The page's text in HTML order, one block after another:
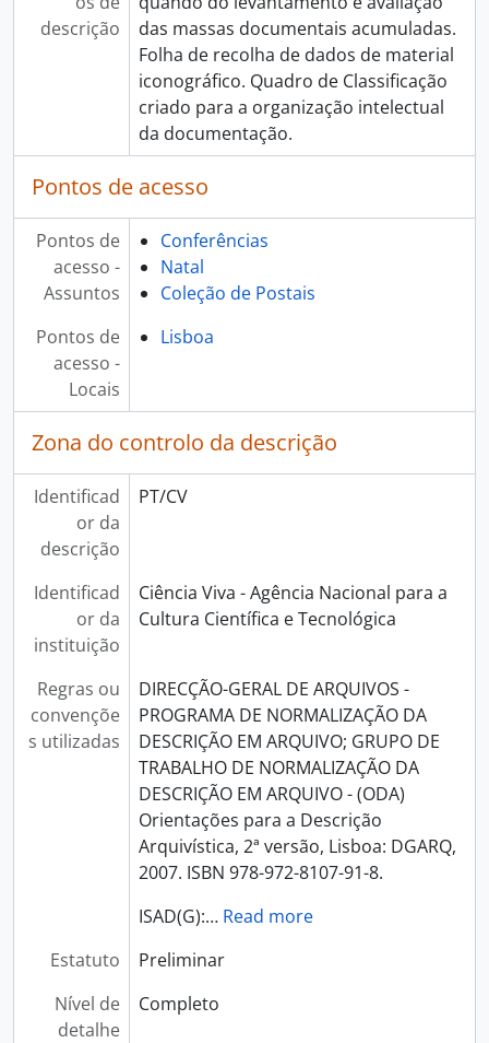
[Coleção] Coleção Multimédia, 1996 - 2023
[Coleção] Coleção de Fotografias, 1996 - 2026
descrição
das massas documentais acumuladas.
Folha de recolha de dados de material
iconográfico. Quadro de Classificação
criado para a organização intelectual
da documentação.
Pontos de acesso
Pontos de
acesso -
Assuntos
Conferências
Natal
Coleção de Postais
Pontos de
acesso -
Locais
Lisboa
Zona do controlo da descrição
Identificad
or da
descrição
PT/CV
Identificad
or da
instituição
Ciência Viva - Agência Nacional para a
Cultura Científica e Tecnológica
Regras ou
convençõe
s utilizadas
DIRECÇÃO-GERAL DE ARQUIVOS -
PROGRAMA DE NORMALIZAÇÃO DA
DESCRIÇÃO EM ARQUIVO; GRUPO DE
TRABALHO DE NORMALIZAÇÃO DA
DESCRIÇÃO EM ARQUIVO - (ODA)
Orientações para a Descrição
Arquivística, 2ª versão, Lisboa: DGARQ,
2007. ISBN 978-972-8107-91-8.
ISAD(G):… Read more
Estatuto
Preliminar
Nível de
detalhe
Completo